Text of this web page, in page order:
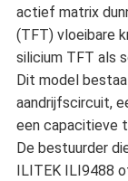
actief matrix
(TFT) vloeibare
silicium TFT als
Dit model
aandrijfscircuit,
een capacitieve
De bestuurder
ILITEK ILI9488